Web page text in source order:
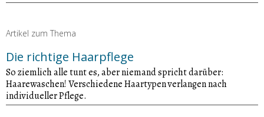
Artikel zum Thema
Die richtige Haarpflege
So ziemlich alle tunt es, aber niemand spricht darüber:
Haarewaschen! Verschiedene Haartypen verlangen nach
individueller Pflege.